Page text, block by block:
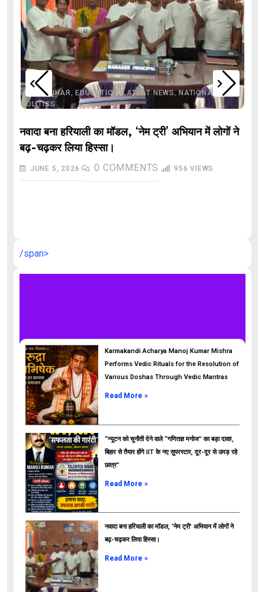
BIHAR,BIHAR, EDUCATION ,LATEST NEWS,NATIONAL
POLITICS
नवादा बना हरियाली का मॉडल, ‘नेम ट्री’ अभियान में लोगों ने
बढ़-चढ़कर लिया हिस्सा।
JUNE 5, 2026 0 COMMENTS 956 VIEWS
/span>
ads
Karmakandi Acharya Manoj Kumar Mishra
Performs Vedic Rituals for the Resolution of
Various Doshas Through Vedic Mantras
Read More »
“न्यूटन को चुनौती देने वाले “गणितज्ञ मनोज” का बड़ा दावा!,
बिहार से तैयार होंगे IIT के नए सुपरस्टार, दूर-दूर से उमड़ रहे
छात्र”
Read More »
नवादा बना हरियाली का मॉडल, ‘नेम ट्री’ अभियान में लोगों ने
बढ़-चढ़कर लिया हिस्सा।
Read More »